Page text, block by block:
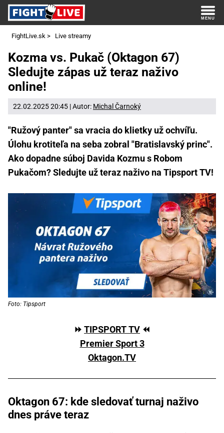
FightLive.sk > Live streamy
Kozma vs. Pukač (Oktagon 67)
Sledujte zápas už teraz naživo
online!
22.02.2025 20:45 | Autor: Michal Čarnoký
"Ružový panter" sa vracia do klietky už ochvíľu.
Úlohu krotiteľa na seba zobral "Bratislavský princ".
Ako dopadne súboj Davida Kozmu s Robom
Pukačom? Sledujte už teraz naživo na Tipsport TV!
Foto: Tipsport
⏩ TIPSPORT TV ⏪
Premier Sport 3
Oktagon.TV
Oktagon 67: kde sledovať turnaj naživo
dnes práve teraz